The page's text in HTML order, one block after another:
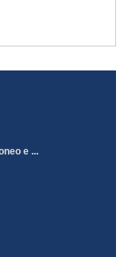
e ...